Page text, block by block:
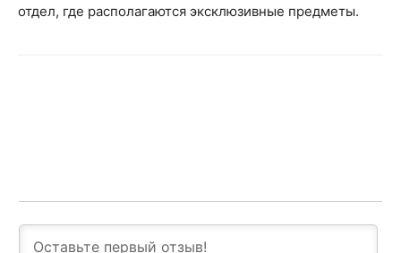
отдел, где располагаются эксклюзивные предметы.